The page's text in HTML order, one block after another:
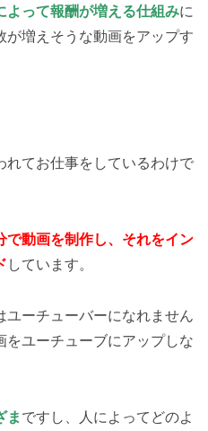
よって報酬が増える仕組みに
増えそうな動画をアップす
てお仕事をしているわけで
で動画を制作し、それをイン
しています。
ーチューバーになれません
ユーチューブにアップしな
まですし、人によってどのよ